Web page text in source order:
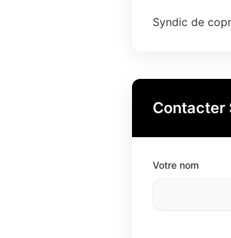
Syndic de
Contacter
Votre nom